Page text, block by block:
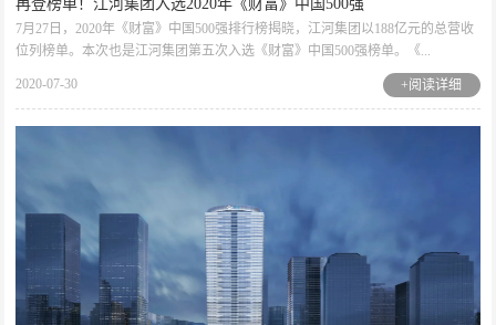
再登榜单！江河集团入选2020年《财富》中国500强
7月27日，2020年《财富》中国500强排行榜揭晓，江河集团以188亿元的总营收
位列榜单。本次也是江河集团第五次入选《财富》中国500强榜单。《...
2020-07-30 +阅读详细